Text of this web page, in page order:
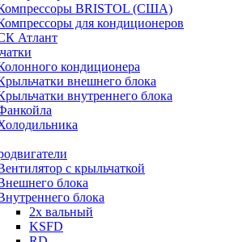
BRISTOL (США)
для кондиционеров
Атлант
кондиционера
внешнего блока
внутреннего блока
с крыльчаткой
блока
блока
2х вальный
KSFD